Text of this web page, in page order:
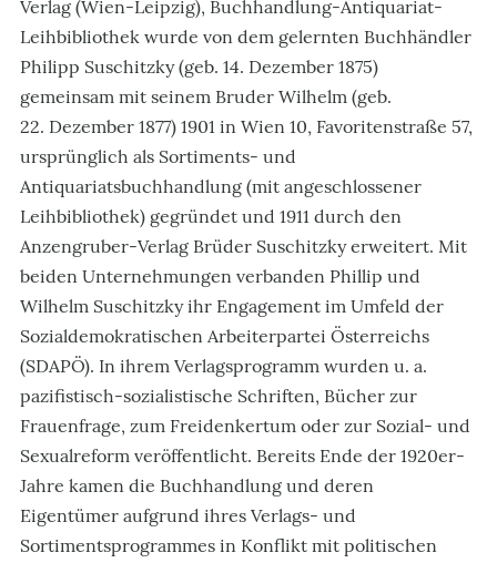
Verlag (Wien-Leipzig), Buchhandlung-Antiquariat-
Leihbibliothek wurde von dem gelernten Buchhändler
Philipp Suschitzky (geb. 14. Dezember 1875)
gemeinsam mit seinem Bruder Wilhelm (geb.
22. Dezember 1877) 1901 in Wien 10, Favoritenstraße 57,
ursprünglich als Sortiments- und
Antiquariatsbuchhandlung (mit angeschlossener
Leihbibliothek) gegründet und 1911 durch den
Anzengruber-Verlag Brüder Suschitzky erweitert. Mit
beiden Unternehmungen verbanden Phillip und
Wilhelm Suschitzky ihr Engagement im Umfeld der
Sozialdemokratischen Arbeiterpartei Österreichs
(SDAPÖ). In ihrem Verlagsprogramm wurden u. a.
pazifistisch-sozialistische Schriften, Bücher zur
Frauenfrage, zum Freidenkertum oder zur Sozial- und
Sexualreform veröffentlicht. Bereits Ende der 1920er-
Jahre kamen die Buchhandlung und deren
Eigentümer aufgrund ihres Verlags- und
Sortimentsprogrammes in Konflikt mit politischen